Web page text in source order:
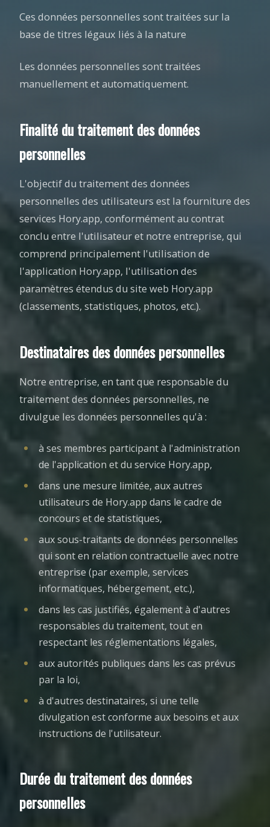
Ces données personnelles sont traitées sur la
base de titres légaux liés à la nature
Les données personnelles sont traitées
manuellement et automatiquement.
Finalité du traitement des données
personnelles
L'objectif du traitement des données
personnelles des utilisateurs est la fourniture des
services Hory.app, conformément au contrat
conclu entre l'utilisateur et notre entreprise, qui
comprend principalement l'utilisation de
l'application Hory.app, l'utilisation des
paramètres étendus du site web Hory.app
(classements, statistiques, photos, etc.).
Destinataires des données personnelles
Notre entreprise, en tant que responsable du
traitement des données personnelles, ne
divulgue les données personnelles qu'à :
à ses membres participant à l'administration
de l'application et du service Hory.app,
dans une mesure limitée, aux autres
utilisateurs de Hory.app dans le cadre de
concours et de statistiques,
aux sous-traitants de données personnelles
qui sont en relation contractuelle avec notre
entreprise (par exemple, services
informatiques, hébergement, etc.),
dans les cas justifiés, également à d'autres
responsables du traitement, tout en
respectant les réglementations légales,
aux autorités publiques dans les cas prévus
par la loi,
à d'autres destinataires, si une telle
divulgation est conforme aux besoins et aux
instructions de l'utilisateur.
Durée du traitement des données
personnelles